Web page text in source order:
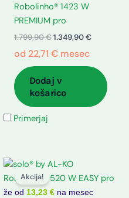
Robolinho® 1423 W
PREMIUM pro
1.799,90€ 1.349,90€
od 22,71 €mesec
Dodaj v
košarico
Primerjaj
že od 13,23 € na mesec
Akcija!
Izvirna
je
bila:
je:
819,90 €.